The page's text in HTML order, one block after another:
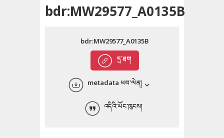
English
ភាសាខ្មែរ
bdr:MW29577_A0135B
དྲ་ཐག
bdr:MW29577_A0135B
metadata ཕབ་ལེན།
འདིའི་ཡོང་ཁུངས།